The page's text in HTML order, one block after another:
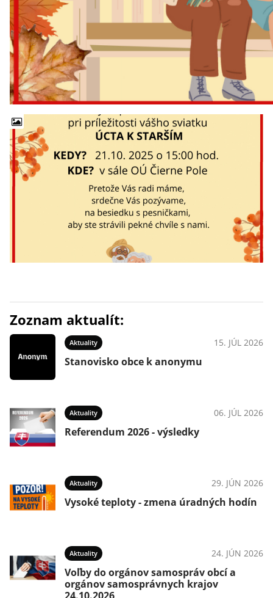
Zoznam aktualít:
Aktuality 15. JÚL 2026
Stanovisko obce k anonymu
Aktuality 06. JÚL 2026
Referendum 2026 - výsledky
Aktuality 29. JÚN 2026
Vysoké teploty - zmena úradných hodín
Aktuality 24. JÚN 2026
Voľby do orgánov samospráv obcí a
orgánov samosprávnych krajov